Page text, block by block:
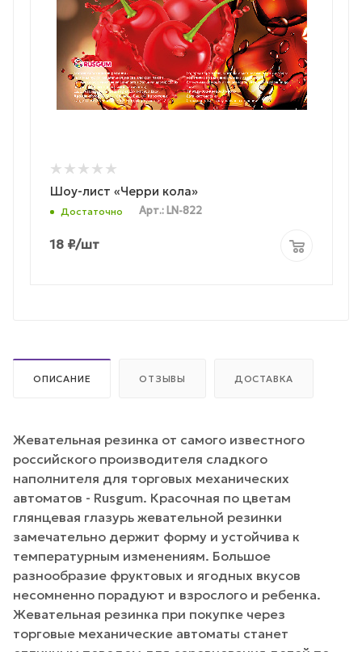
Шоу-лист «Черри кола»
Достаточно Арт.: LN-822
18 ₽/шт
ОПИСАНИЕ ОТЗЫВЫ ДОСТАВКА
Жевательная резинка от самого известного
российского производителя сладкого
наполнителя для торговых механических
автоматов - Rusgum. Красочная по цветам
глянцевая глазурь жевательной резинки
замечательно держит форму и устойчива к
температурным изменениям. Большое
разнообразие фруктовых и ягодных вкусов
несомненно порадуют и взрослого и ребенка.
Жевательная резинка при покупке через
торговые механические автоматы станет